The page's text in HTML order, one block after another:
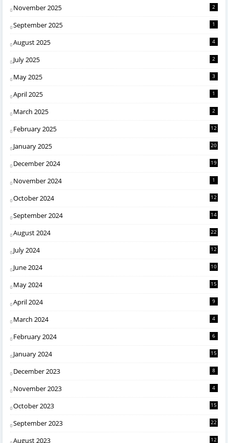
November 2025 2
September 2025 1
August 2025 4
July 2025 2
May 2025 3
April 2025 1
March 2025 2
February 2025 12
January 2025 20
December 2024 19
November 2024 1
October 2024 12
September 2024 14
August 2024 22
July 2024 12
June 2024 10
May 2024 15
April 2024 9
March 2024 4
February 2024 6
January 2024 15
December 2023 8
November 2023 4
October 2023 15
September 2023 22
August 2023 12